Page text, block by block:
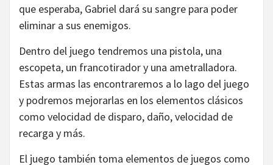
que esperaba, Gabriel dará su sangre para poder
eliminar a sus enemigos.
Dentro del juego tendremos una pistola, una
escopeta, un francotirador y una ametralladora.
Estas armas las encontraremos a lo lago del juego
y podremos mejorarlas en los elementos clásicos
como velocidad de disparo, daño, velocidad de
recarga y más.
El juego también toma elementos de juegos como